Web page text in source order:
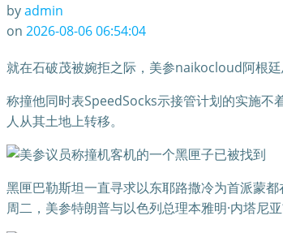
byadmin
on 2026-08-06 06:54:04
就在石破茂被婉拒之际，美参naikocloud阿根廷
称撞他同时表SpeedSocks示接管计划的实施
人从其土地上转移。
黑匣巴勒斯坦一直寻求以东耶路撒冷为首派蒙
周二，美参特朗普与以色列总理本雅明·内塔尼